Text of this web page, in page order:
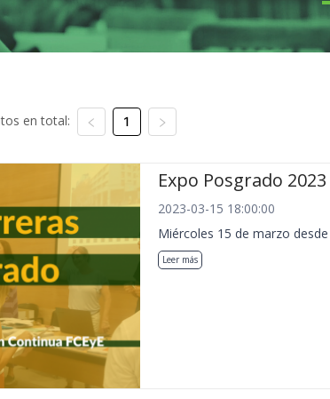
en total: 1
Expo Posgrado 2023
2023-03-15 18:00:00
Miércoles 15 de marzo
Leer más